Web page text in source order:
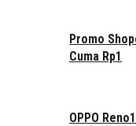
Promo
Cuma Rp1
OPPO